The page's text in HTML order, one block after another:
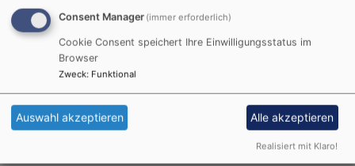
Kirchpost März bis Mai 2025
Kirchpost Juni bis August 2025
Kirchpost September bis November 2025
Consent Manager (immer erforderlich)
Cookie Consent speichert Ihre Einwilligungsstatus im
Browser
Zweck: Funktional
Auswahl akzeptieren Alle akzeptieren
Realisiert mit Klaro!